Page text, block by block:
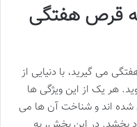
قرص هفتگی
می گیرید، با دنیایی از
هر یک از این ویژگی ها
شده اند و شناخت آن ها می